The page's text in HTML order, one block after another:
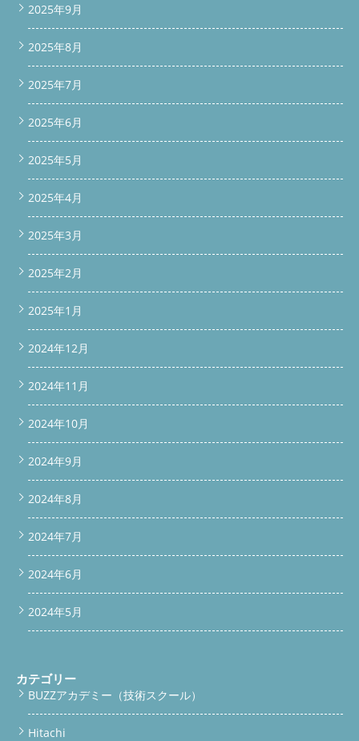
2025年9月
2025年8月
2025年7月
2025年6月
2025年5月
2025年4月
2025年3月
2025年2月
2025年1月
2024年12月
2024年11月
2024年10月
2024年9月
2024年8月
2024年7月
2024年6月
2024年5月
カテゴリー
BUZZアカデミー（技術スクール）
Hitachi